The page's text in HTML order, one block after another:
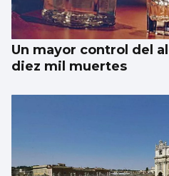
Un mayor control del
diez mil muertes